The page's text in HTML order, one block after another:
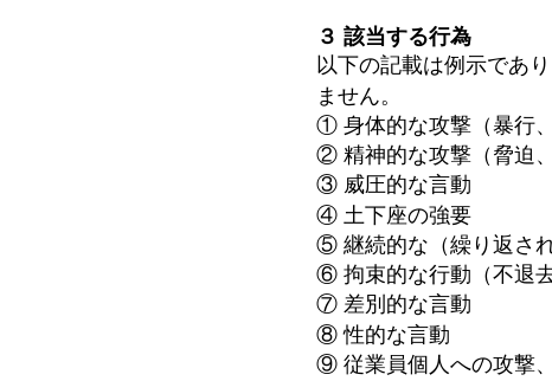
３ 該当する行為
以下の記載は例示であ
ません。
① 身体的な攻撃（暴行、
② 精神的な攻撃（脅迫
③ 威圧的な言動
④ 土下座の強要
⑤ 継続的な（繰り返され
⑥ 拘束的な行動（不退
⑦ 差別的な言動
⑧ 性的な言動
⑨ 従業員個人への攻撃